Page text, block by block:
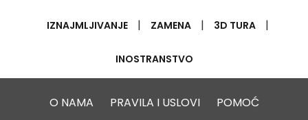
IZNAJMLJIVANJE | ZAMENA | 3D TURA |
INOSTRANSTVO
O NAMA PRAVILA I USLOVI POMOĆ